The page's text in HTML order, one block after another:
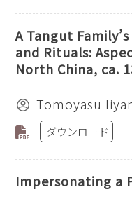
A Tangut
and Rituals:
North China, ca.
Tomoyasu
ダウンロード
Impersonating a